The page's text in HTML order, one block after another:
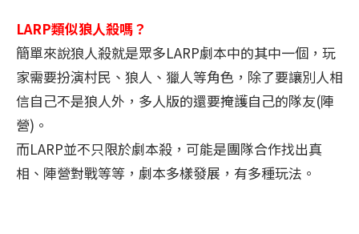
LARP類似狼人殺嗎？
簡單來說狼人殺就是眾多LARP劇本中的其中一個，玩
家需要扮演村民、狼人、獵人等角色，除了要讓別人相
信自己不是狼人外，多人版的還要掩護自己的隊友(陣
營)。
而LARP並不只限於劇本殺，可能是團隊合作找出真
相、陣營對戰等等，劇本多樣發展，有多種玩法。